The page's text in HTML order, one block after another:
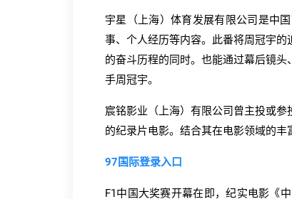
宇星（上海）体育发展有限公司是中
事、个人经历等内容。此番将周冠宇
的奋斗历程的同时。也能通过幕后镜
手周冠宇。
宸铭影业（上海）有限公司曾主投或
的纪录片电影。结合其在电影领域的丰
97国际登录入口
F1中国大奖赛开幕在即，纪实电影《